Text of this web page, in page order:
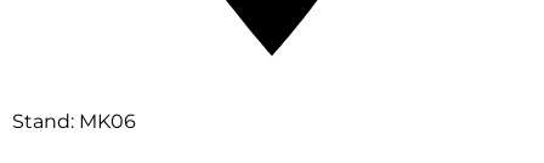
Stand: MK06